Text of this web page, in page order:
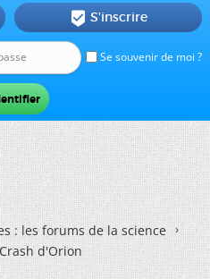
Se souvenir de moi ?
 S'inscrire
: les forums de la science
Crash d'Orion